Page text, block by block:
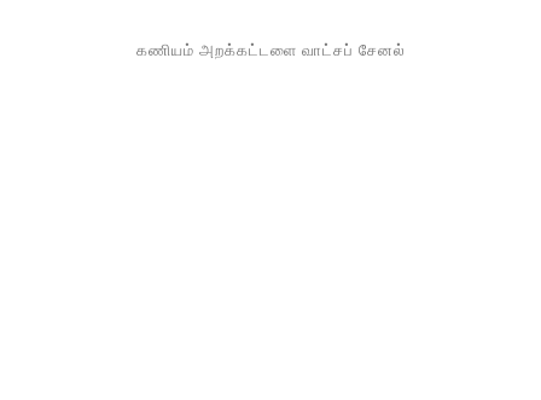
கணியம் அறக்கட்டளை வாட்சப் சேனல்